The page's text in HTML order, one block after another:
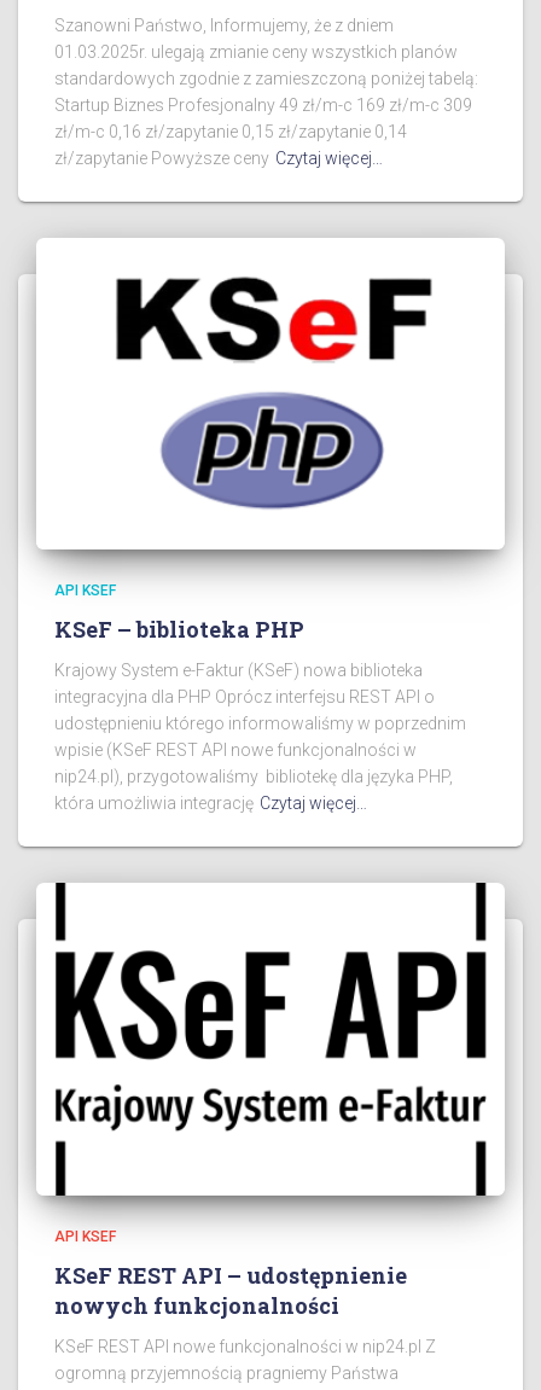
Szanowni Państwo, Informujemy, że z dniem
01.03.2025r. ulegają zmianie ceny wszystkich planów
standardowych zgodnie z zamieszczoną poniżej tabelą:
Startup Biznes Profesjonalny 49 zł/m-c 169 zł/m-c 309
zł/m-c 0,16 zł/zapytanie 0,15 zł/zapytanie 0,14
zł/zapytanie Powyższe ceny Czytaj więcej…
API KSEF
KSeF – biblioteka PHP
Krajowy System e-Faktur (KSeF) nowa biblioteka
integracyjna dla PHP Oprócz interfejsu REST API o
udostępnieniu którego informowaliśmy w poprzednim
wpisie (KSeF REST API nowe funkcjonalności w
nip24.pl), przygotowaliśmy bibliotekę dla języka PHP,
która umożliwia integrację Czytaj więcej…
API KSEF
KSeF REST API – udostępnienie
nowych funkcjonalności
KSeF REST API nowe funkcjonalności w nip24.pl Z
ogromną przyjemnością pragniemy Państwa